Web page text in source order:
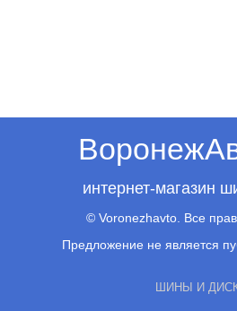
интернет-магазин
© Voronezhavto. Все
Предложение не является
ШИНЫ И